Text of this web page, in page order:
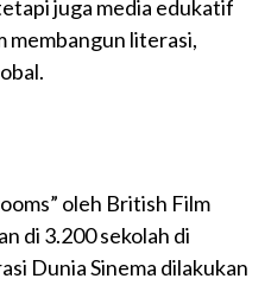
juga media edukatif
literasi,
oleh British Film
di 3.200 sekolah di
Dunia Sinema dilakukan